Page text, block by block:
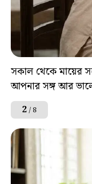
সকাল থেকে মায়ের
আপনার সঙ্গ আর
2 / 8